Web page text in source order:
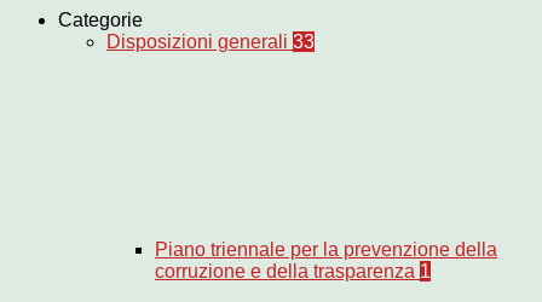
Categorie
Disposizioni generali 33
Piano triennale per la prevenzione della
corruzione e della trasparenza 1